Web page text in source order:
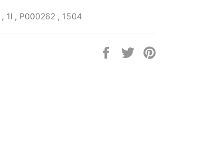
, 1l , P000262 , 1504
Auf
Auf